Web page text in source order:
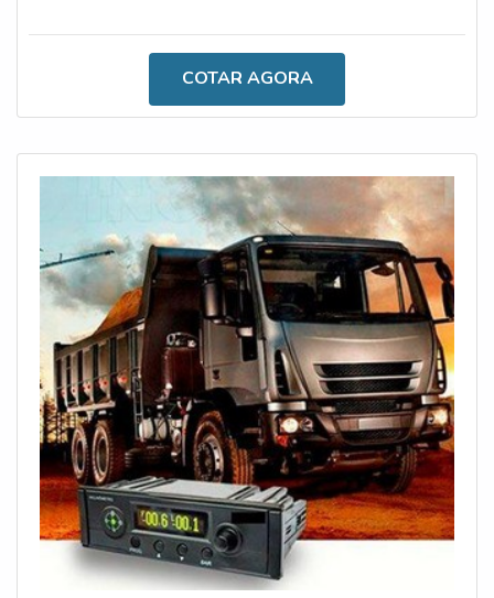
e operadores. Por isso, o inclinômetro para caminhão
CARACTERÍSTICAS TÉCNICAS DO PRODUTO As
principais causas de tombamentos de basculantes são
com
COTAR AGORA